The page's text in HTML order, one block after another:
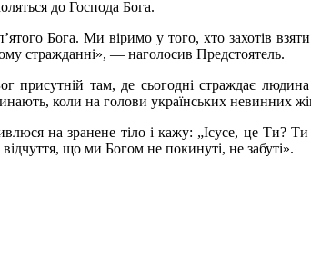
до Господа Бога.
Бога. Ми віримо у того, хто захотів
стражданні», — наголосив Предстоятель.
там, де сьогодні страждає
коли на голови українських невинних
на зранене тіло і кажу: „Ісусе, це
що ми Богом не покинуті, не забуті».